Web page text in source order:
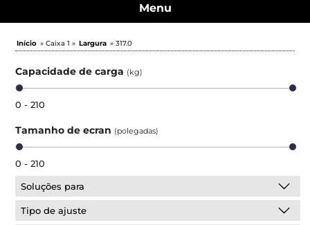
Menu
Início » Caixa 1 » Largura » 317.0
Capacidade de carga (kg)
0 - 210
Tamanho de ecran (polegadas)
0 - 210
Soluções para
Tipo de ajuste